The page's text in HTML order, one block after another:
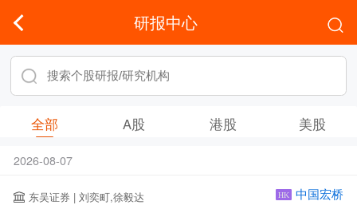
研报中心
全部 A股 港股 美股
2026-08-07
东吴证券 | 刘奕町,徐毅达 HK 中国宏桥